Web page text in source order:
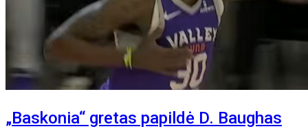
„Baskonia“ gretas papildė D. Baughas